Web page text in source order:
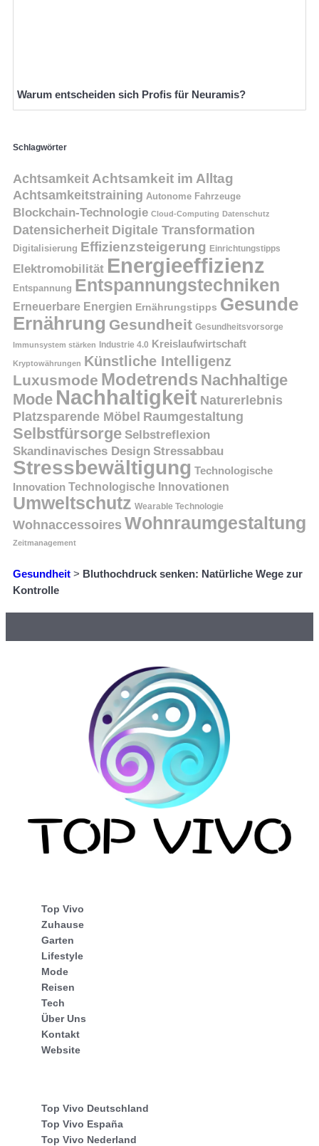
Warum entscheiden sich Profis für Neuramis?
Schlagwörter
AchtsamkeitAchtsamkeit im Alltag
Achtsamkeitstraining Autonome Fahrzeuge
Blockchain-Technologie Cloud-Computing Datenschutz
Datensicherheit Digitale Transformation
Digitalisierung Effizienzsteigerung Einrichtungstipps
Elektromobilität Energieeffizienz
Entspannung Entspannungstechniken
Erneuerbare Energien Ernährungstipps Gesunde
Ernährung Gesundheit Gesundheitsvorsorge
Immunsystem stärken Industrie 4.0 Kreislaufwirtschaft
Kryptowährungen Künstliche Intelligenz
Luxusmode Modetrends Nachhaltige
Mode Nachhaltigkeit Naturerlebnis
Platzsparende Möbel Raumgestaltung
Selbstfürsorge Selbstreflexion
Skandinavisches Design Stressabbau
Stressbewältigung Technologische
Innovation Technologische Innovationen
Umweltschutz Wearable Technologie
Wohnaccessoires Wohnraumgestaltung
Zeitmanagement
Gesundheit > Bluthochdruck senken: Natürliche Wege zur
Kontrolle
Top Vivo
Zuhause
Garten
Lifestyle
Mode
Reisen
Tech
Über Uns
Kontakt
Website
Top Vivo Deutschland
Top Vivo España
Top Vivo Nederland